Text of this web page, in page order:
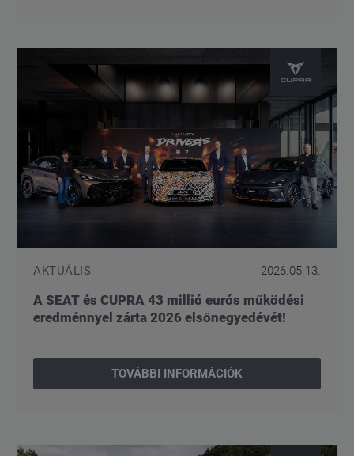
AKTUÁLIS 2026.05.13.
A SEAT és CUPRA 43 millió eurós működési
eredménnyel zárta 2026 elsőnegyedévét!
TOVÁBBI INFORMÁCIÓK